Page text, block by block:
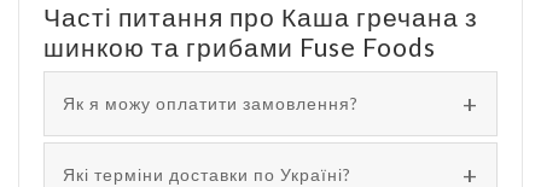
Часті питання про Каша гречана з
шинкою та грибами Fuse Foods
Як я можу оплатити замовлення?
Які терміни доставки по Україні?